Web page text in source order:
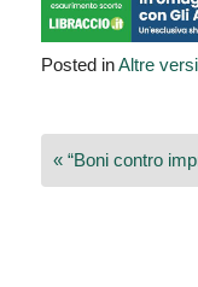
Posted inAltre
articoli
« “Boni contro